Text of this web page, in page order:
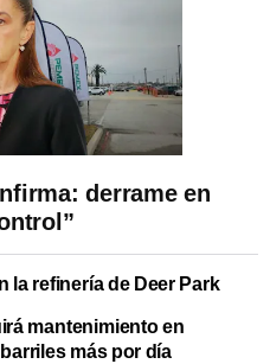
derrame en
la refinería de Deer Park
mantenimiento en
más por día